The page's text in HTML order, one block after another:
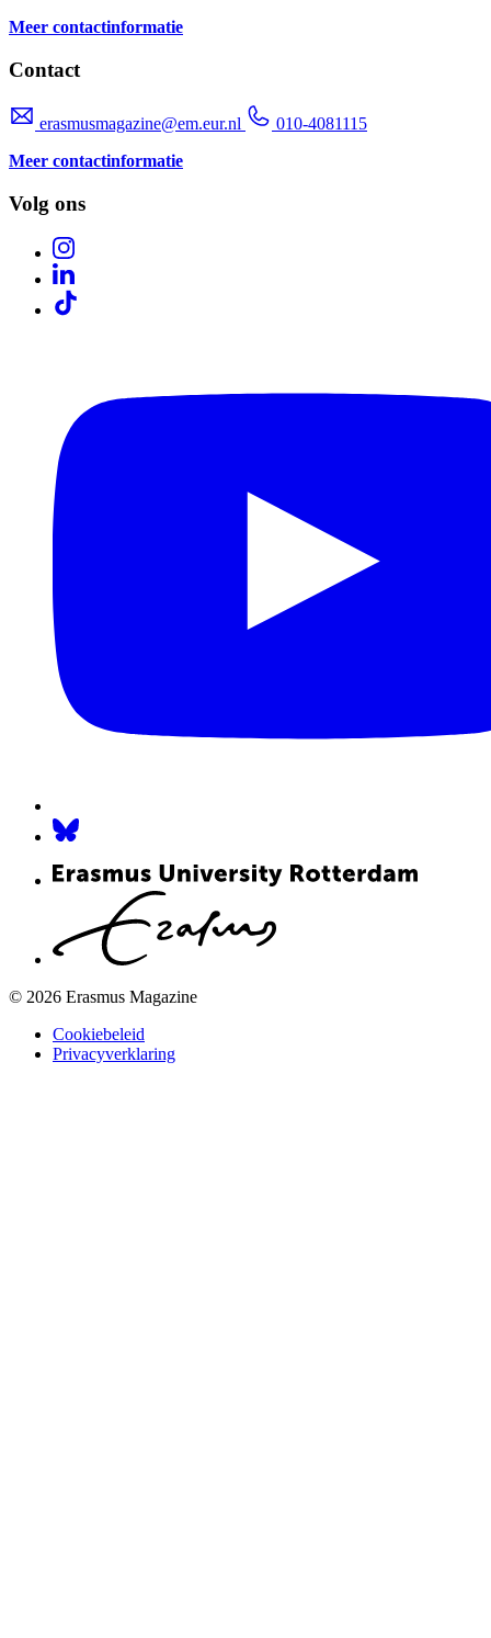
Meer contactinformatie
Contact
erasmusmagazine@em.eur.nl
010-4081115
Meer contactinformatie
Volg ons
© 2026 Erasmus Magazine
Cookiebeleid
Privacyverklaring